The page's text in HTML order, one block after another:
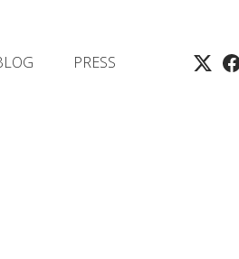
PRESS